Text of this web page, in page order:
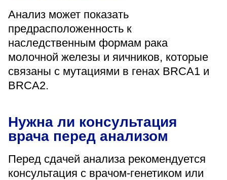
Анализ может показать
предрасположенность к
наследственным формам рака
молочной железы и яичников, которые
связаны с мутациями в генах BRCA1 и
BRCA2.
Нужна ли консультация
врача перед анализом
Перед сдачей анализа рекомендуется
консультация с врачом-генетиком или